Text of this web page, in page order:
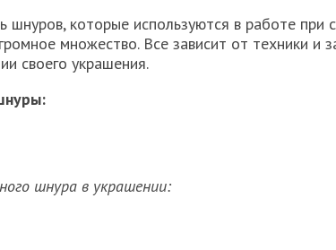
шнуров, которые используются в работе при
множество. Все зависит от техники и
своего украшения.
шнура в украшении: